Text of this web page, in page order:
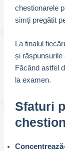
chestionarele
simți pregătit
La finalul
și răspunsurile
Făcând astfel
la examen.
Sfaturi